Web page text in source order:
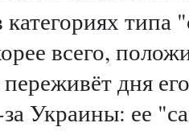
категориях типа
всего,
дня
Украины: ее